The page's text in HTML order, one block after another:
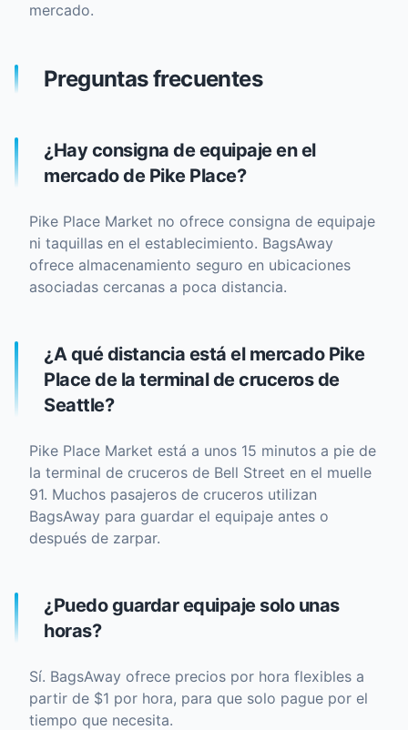
mercado.
Preguntas frecuentes
¿Hay consigna de equipaje en el
mercado de Pike Place?
Pike Place Market no ofrece consigna de equipaje
ni taquillas en el establecimiento. BagsAway
ofrece almacenamiento seguro en ubicaciones
asociadas cercanas a poca distancia.
¿A qué distancia está el mercado Pike
Place de la terminal de cruceros de
Seattle?
Pike Place Market está a unos 15 minutos a pie de
la terminal de cruceros de Bell Street en el muelle
91. Muchos pasajeros de cruceros utilizan
BagsAway para guardar el equipaje antes o
después de zarpar.
¿Puedo guardar equipaje solo unas
horas?
Sí. BagsAway ofrece precios por hora flexibles a
partir de $1 por hora, para que solo pague por el
tiempo que necesita.